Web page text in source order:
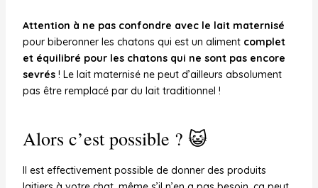
Attention à ne pas confondre avec le lait maternisé
pour biberonner les chatons qui est un aliment complet
et équilibré pour les chatons qui ne sont pas encore
sevrés! Le lait maternisé ne peut d’ailleurs absolument
pas être remplacé par du lait traditionnel !
Alors c’est possible ? 😺
Il est effectivement possible de donner des produits